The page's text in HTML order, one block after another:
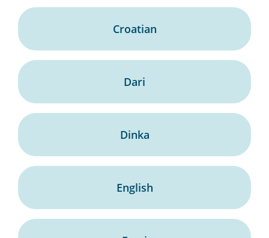
Croatian
Dari
Dinka
English